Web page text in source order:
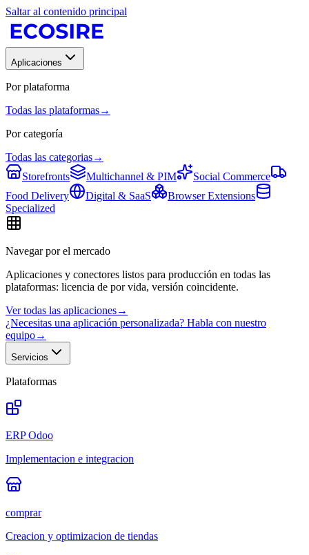
Saltar al contenido principal
Aplicaciones
Por plataforma
Todas las plataformas→
Por categoría
Todas las categorias→
Storefronts
Multichannel & PIM
Social Commerce
Food Delivery
Digital & SaaS
Browser Extensions
Specialized
Navegar por el mercado
Aplicaciones y conectores listos para producción en todas las
plataformas: licencia de por vida, versión coincidente.
Ver todas las aplicaciones→
¿Necesitas una aplicación personalizada? Habla con nuestro
equipo→
Servicios
Plataformas
ERP Odoo
Implementacion e integracion
comprar
Creacion y optimizacion de tiendas